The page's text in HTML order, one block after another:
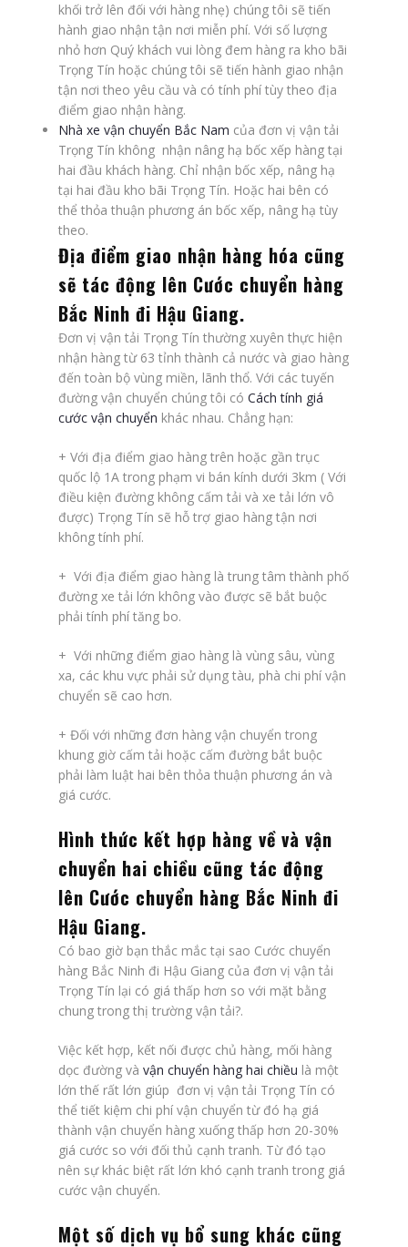
khối trở lên đối với hàng nhẹ) chúng tôi sẽ tiến
hành giao nhận tận nơi miễn phí. Với số lượng
nhỏ hơn Quý khách vui lòng đem hàng ra kho bãi
Trọng Tín hoặc chúng tôi sẽ tiến hành giao nhận
tận nơi theo yêu cầu và có tính phí tùy theo địa
điểm giao nhận hàng.
Nhà xe vận chuyển Bắc Nam của đơn vị vận tải
Trọng Tín không nhận nâng hạ bốc xếp hàng tại
hai đầu khách hàng. Chỉ nhận bốc xếp, nâng hạ
tại hai đầu kho bãi Trọng Tín. Hoặc hai bên có
thể thỏa thuận phương án bốc xếp, nâng hạ tùy
theo.
Địa điểm giao nhận hàng hóa cũng
sẽ tác động lên Cước chuyển hàng
Bắc Ninh đi Hậu Giang.
Đơn vị vận tải Trọng Tín thường xuyên thực hiện
nhận hàng từ 63 tỉnh thành cả nước và giao hàng
đến toàn bộ vùng miền, lãnh thổ. Với các tuyến
đường vận chuyển chúng tôi có Cách tính giá
cước vận chuyển khác nhau. Chẳng hạn:
+ Với địa điểm giao hàng trên hoặc gần trục
quốc lộ 1A trong phạm vi bán kính dưới 3km ( Với
điều kiện đường không cấm tải và xe tải lớn vô
được) Trọng Tín sẽ hỗ trợ giao hàng tận nơi
không tính phí.
+ Với địa điểm giao hàng là trung tâm thành phố
đường xe tải lớn không vào được sẽ bắt buộc
phải tính phí tăng bo.
+ Với những điểm giao hàng là vùng sâu, vùng
xa, các khu vực phải sử dụng tàu, phà chi phí vận
chuyển sẽ cao hơn.
+ Đối với những đơn hàng vận chuyển trong
khung giờ cấm tải hoặc cấm đường bắt buộc
phải làm luật hai bên thỏa thuận phương án và
giá cước.
Hình thức kết hợp hàng về và vận
chuyển hai chiều cũng tác động
lên Cước chuyển hàng Bắc Ninh đi
Hậu Giang.
Có bao giờ bạn thắc mắc tại sao Cước chuyển
hàng Bắc Ninh đi Hậu Giang của đơn vị vận tải
Trọng Tín lại có giá thấp hơn so với mặt bằng
chung trong thị trường vận tải?.
Việc kết hợp, kết nối được chủ hàng, mối hàng
dọc đường và vận chuyển hàng hai chiều là một
lớn thế rất lớn giúp đơn vị vận tải Trọng Tín có
thể tiết kiệm chi phí vận chuyển từ đó hạ giá
thành vận chuyển hàng xuống thấp hơn 20-30%
giá cước so với đối thủ cạnh tranh. Từ đó tạo
nên sự khác biệt rất lớn khó cạnh tranh trong giá
cước vận chuyển.
Một số dịch vụ bổ sung khác cũng